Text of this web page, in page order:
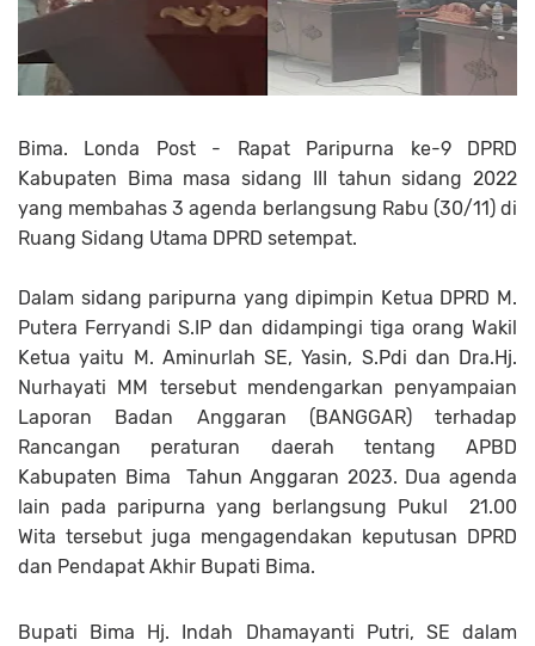
Bima. Londa Post - Rapat Paripurna ke-9 DPRD
Kabupaten Bima masa sidang III tahun sidang 2022
yang membahas 3 agenda berlangsung Rabu (30/11) di
Ruang Sidang Utama DPRD setempat.
Dalam sidang paripurna yang dipimpin Ketua DPRD M.
Putera Ferryandi S.IP dan didampingi tiga orang Wakil
Ketua yaitu M. Aminurlah SE, Yasin, S.Pdi dan Dra.Hj.
Nurhayati MM tersebut mendengarkan penyampaian
Laporan Badan Anggaran (BANGGAR) terhadap
Rancangan peraturan daerah tentang APBD
Kabupaten Bima Tahun Anggaran 2023. Dua agenda
lain pada paripurna yang berlangsung Pukul 21.00
Wita tersebut juga mengagendakan keputusan DPRD
dan Pendapat Akhir Bupati Bima.
Bupati Bima Hj. Indah Dhamayanti Putri, SE dalam